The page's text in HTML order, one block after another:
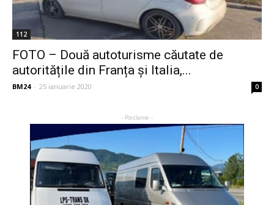
112
FOTO – Două autoturisme căutate de
autoritățile din Franța și Italia,...
BM24 - 25 ianuarie 2020 0
- Reclame -